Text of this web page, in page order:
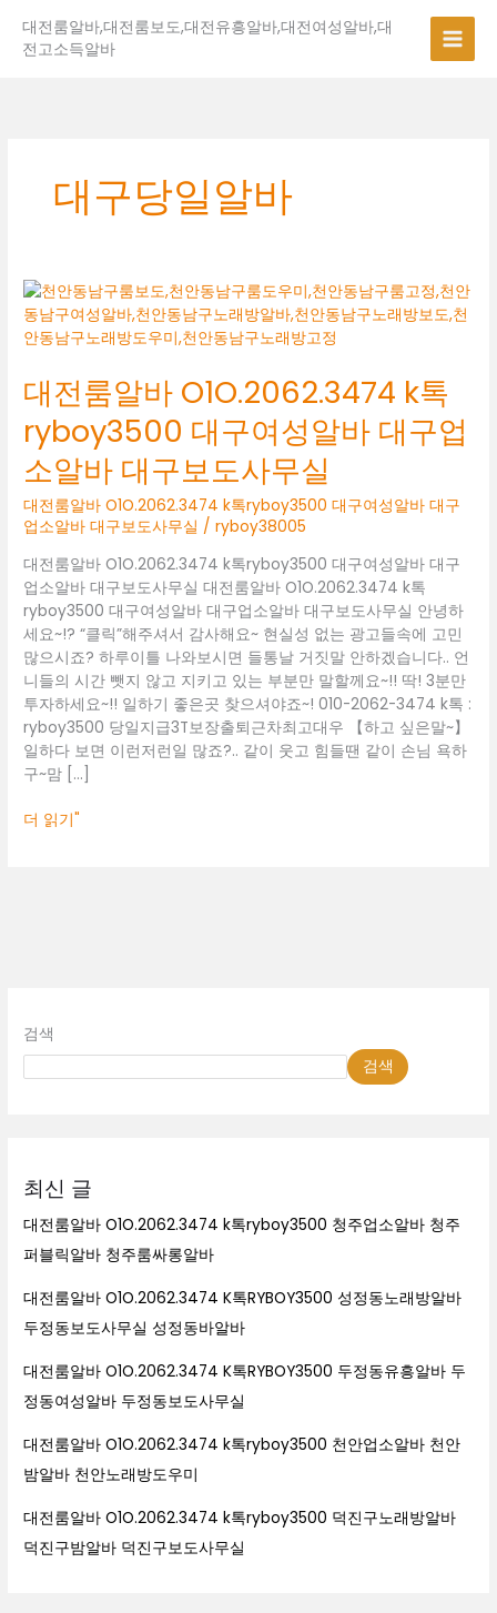
대전룸알바,대전룸보도,대전유흥알바,대전여성알바,대
전고소득알바
대구당일알바
대전룸알바 O1O.2062.3474 k톡
ryboy3500 대구여성알바 대구업
소알바 대구보도사무실
대전룸알바 O1O.2062.3474 k톡ryboy3500 대구여성알바 대구
업소알바 대구보도사무실 /ryboy38005
대전룸알바 O1O.2062.3474 k톡ryboy3500 대구여성알바 대구
업소알바 대구보도사무실 대전룸알바 O1O.2062.3474 k톡
ryboy3500 대구여성알바 대구업소알바 대구보도사무실 안녕하
세요~!? “클릭”해주셔서 감사해요~ 현실성 없는 광고들속에 고민
많으시죠? 하루이틀 나와보시면 들통날 거짓말 안하겠습니다.. 언
니들의 시간 뺏지 않고 지키고 있는 부분만 말할께요~!! 딱! 3분만
투자하세요~!! 일하기 좋은곳 찾으셔야죠~! 010-2062-3474 k톡 :
ryboy3500 당일지급3T보장출퇴근차최고대우 【하고 싶은말~】
일하다 보면 이런저런일 많죠?.. 같이 웃고 힘들땐 같이 손님 욕하
구~맘 […]
대
전
룸
바
O1O.2062.3474
k
톡
ryboy3500
대
구
성
알
바
대
구
업
소
알
바
대
보
더 읽기"
검색
검색
최신 글
대전룸알바 O1O.2062.3474 k톡ryboy3500 청주업소알바 청주
퍼블릭알바 청주룸싸롱알바
대전룸알바 O1O.2062.3474 K톡RYBOY3500 성정동노래방알바
두정동보도사무실 성정동바알바
대전룸알바 O1O.2062.3474 K톡RYBOY3500 두정동유흥알바 두
정동여성알바 두정동보도사무실
대전룸알바 O1O.2062.3474 k톡ryboy3500 천안업소알바 천안
밤알바 천안노래방도우미
대전룸알바 O1O.2062.3474 k톡ryboy3500 덕진구노래방알바
덕진구밤알바 덕진구보도사무실